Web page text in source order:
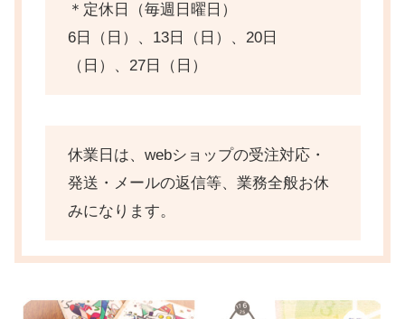
＊定休日（毎週日曜日）
6日（日）、13日（日）、20日
（日）、27日（日）
休業日は、webショップの受注対応・
発送・メールの返信等、業務全般お休
みになります。